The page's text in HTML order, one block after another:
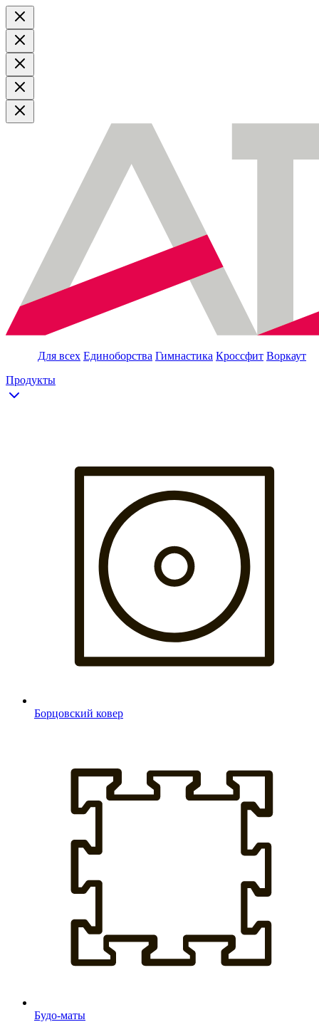
Для всех Единоборства Гимнастика Кроссфит Воркаут
Продукты
Борцовский ковер
Будо-маты